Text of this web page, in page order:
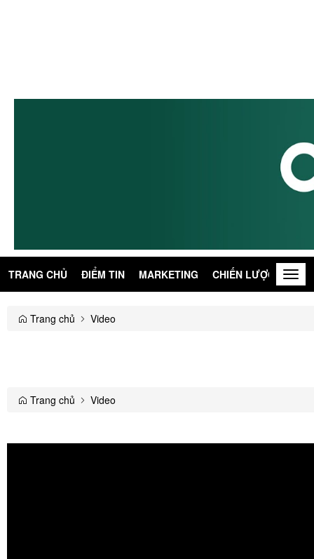
TRANG CHỦ ĐIỂM TIN MARKETING CHIẾN LƯỢC
Trang chủ Video
Trang chủ Video